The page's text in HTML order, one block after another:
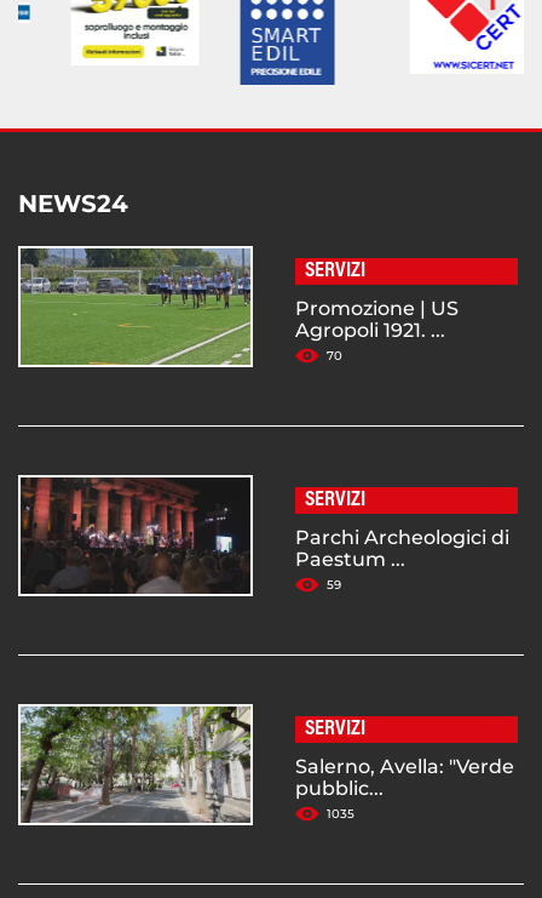
NEWS24
SERVIZI
Promozione | US
Agropoli 1921. ...
70
SERVIZI
Parchi Archeologici di
Paestum ...
59
SERVIZI
Salerno, Avella: "Verde
pubblic...
1035